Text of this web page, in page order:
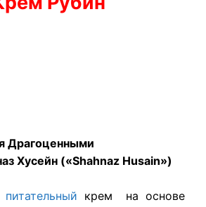
Драгоценными
Хусейн («Shahnaz Husain»)
питательный крем на основе